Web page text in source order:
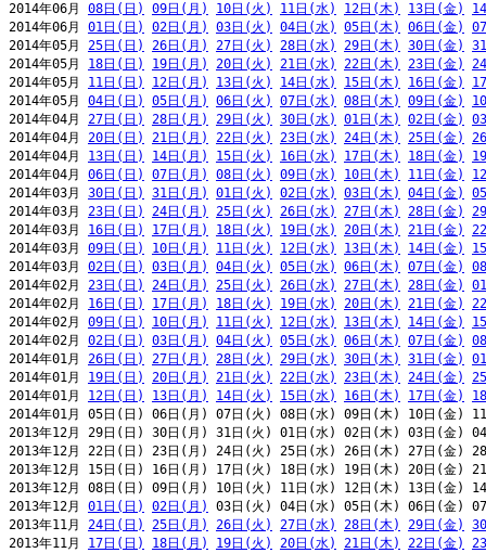
2014年06月 08日(日) 09日(月) 10日(火) 11日(水) 12日(木) 13日(金)
2014年06月 01日(日) 02日(月) 03日(火) 04日(水) 05日(木) 06日(金)
2014年05月 25日(日) 26日(月) 27日(火) 28日(水) 29日(木) 30日(金)
2014年05月 18日(日) 19日(月) 20日(火) 21日(水) 22日(木) 23日(金)
2014年05月 11日(日) 12日(月) 13日(火) 14日(水) 15日(木) 16日(金)
2014年05月 04日(日) 05日(月) 06日(火) 07日(水) 08日(木) 09日(金)
2014年04月 27日(日) 28日(月) 29日(火) 30日(水) 01日(木) 02日(金)
2014年04月 20日(日) 21日(月) 22日(火) 23日(水) 24日(木) 25日(金)
2014年04月 13日(日) 14日(月) 15日(火) 16日(水) 17日(木) 18日(金)
2014年04月 06日(日) 07日(月) 08日(火) 09日(水) 10日(木) 11日(金)
2014年03月 30日(日) 31日(月) 01日(火) 02日(水) 03日(木) 04日(金)
2014年03月 23日(日) 24日(月) 25日(火) 26日(水) 27日(木) 28日(金)
2014年03月 16日(日) 17日(月) 18日(火) 19日(水) 20日(木) 21日(金)
2014年03月 09日(日) 10日(月) 11日(火) 12日(水) 13日(木) 14日(金)
2014年03月 02日(日) 03日(月) 04日(火) 05日(水) 06日(木) 07日(金)
2014年02月 23日(日) 24日(月) 25日(火) 26日(水) 27日(木) 28日(金)
2014年02月 16日(日) 17日(月) 18日(火) 19日(水) 20日(木) 21日(金)
2014年02月 09日(日) 10日(月) 11日(火) 12日(水) 13日(木) 14日(金)
2014年02月 02日(日) 03日(月) 04日(火) 05日(水) 06日(木) 07日(金)
2014年01月 26日(日) 27日(月) 28日(火) 29日(水) 30日(木) 31日(金)
2014年01月 19日(日) 20日(月) 21日(火) 22日(水) 23日(木) 24日(金)
2014年01月 12日(日) 13日(月) 14日(火) 15日(水) 16日(木) 17日(金)
2014年01月 05日(日) 06日(月) 07日(火) 08日(水) 09日(木) 10日(金)
2013年12月 29日(日) 30日(月) 31日(火) 01日(水) 02日(木) 03日(金)
2013年12月 22日(日) 23日(月) 24日(火) 25日(水) 26日(木) 27日(金)
2013年12月 15日(日) 16日(月) 17日(火) 18日(水) 19日(木) 20日(金)
2013年12月 08日(日) 09日(月) 10日(火) 11日(水) 12日(木) 13日(金)
2013年12月 01日(日) 02日(月)
03日(火) 04日(水) 05日(木) 06日(金)
2013年11月 24日(日) 25日(月) 26日(火) 27日(水) 28日(木) 29日(金)
2013年11月 17日(日) 18日(月) 19日(火) 20日(水) 21日(木) 22日(金)